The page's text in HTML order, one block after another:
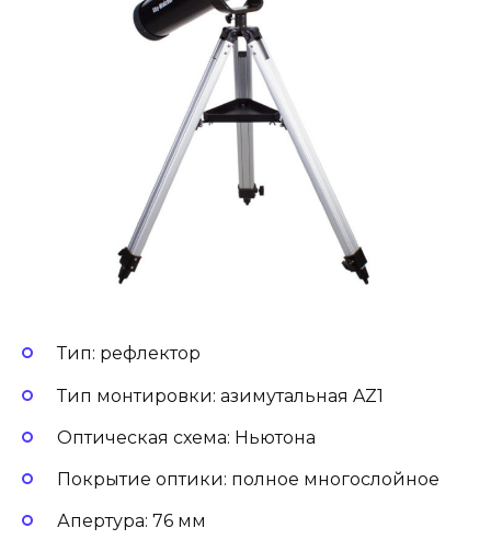
Тип: рефлектор
Тип монтировки: азимутальная AZ1
Оптическая схема: Ньютона
Покрытие оптики: полное многослойное
Апертура: 76 мм